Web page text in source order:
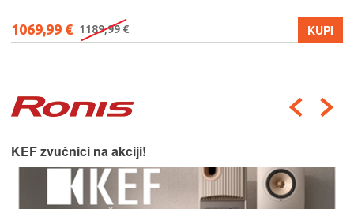
1069,99 € 1189,99 € KUPI
KEF zvučnici na akciji!